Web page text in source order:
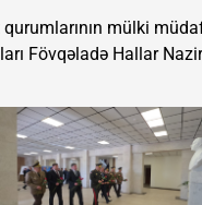
mülki
Fövqəladə Hallar